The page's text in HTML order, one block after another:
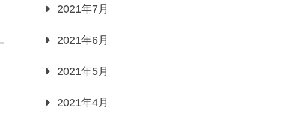
2021年7月
2021年6月
2021年5月
2021年4月